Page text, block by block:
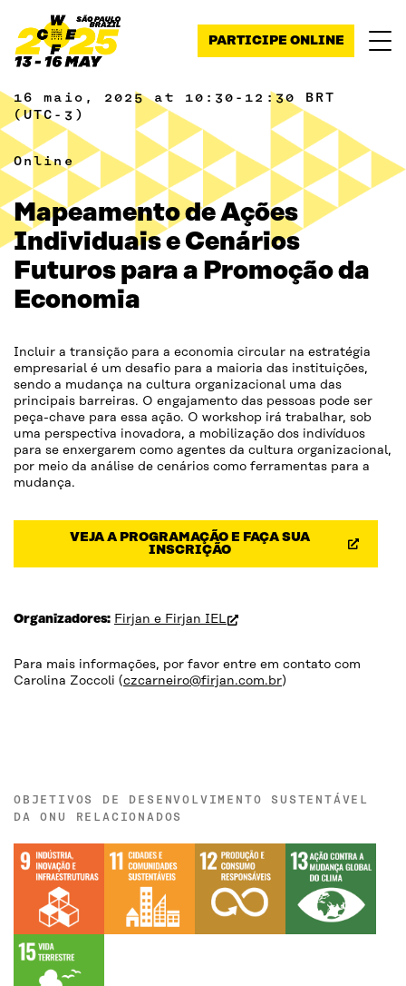
PARTICIPE ONLINE
16 maio, 2025 at 10:30-12:30 BRT
(UTC-3)
Online
Mapeamento de Ações
Individuais e Cenários
Futuros para a Promoção da
Economia
Incluir a transição para a economia circular na estratégia
empresarial é um desafio para a maioria das instituições,
sendo a mudança na cultura organizacional uma das
principais barreiras. O engajamento das pessoas pode ser
peça-chave para essa ação. O workshop irá trabalhar, sob
uma perspectiva inovadora, a mobilização dos indivíduos
para se enxergarem como agentes da cultura organizacional,
por meio da análise de cenários como ferramentas para a
mudança.
VEJA A PROGRAMAÇÃO E FAÇA SUA
INSCRIÇÃO(OPEN IN NEW WINDOW)
Organizadores: Firjan e Firjan IEL (open in new window)
Para mais informações, por favor entre em contato com
Carolina Zoccoli (czcarneiro@firjan.com.br)
OBJETIVOS DE DESENVOLVIMENTO SUSTENTÁVEL
DA ONU RELACIONADOS